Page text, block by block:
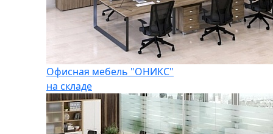
Офисная мебель "ОНИКС"
на складе